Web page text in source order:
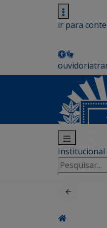
ir para
ouvidoria
Institucional
Pesquisar
por: